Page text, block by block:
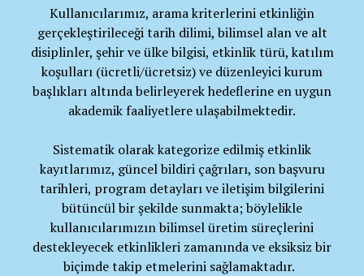
Kullanıcılarımız, arama kriterlerini etkinliğin
gerçekleştirileceği tarih dilimi, bilimsel alan ve alt
disiplinler, şehir ve ülke bilgisi, etkinlik türü, katılım
koşulları (ücretli/ücretsiz) ve düzenleyici kurum
başlıkları altında belirleyerek hedeflerine en uygun
akademik faaliyetlere ulaşabilmektedir.
Sistematik olarak kategorize edilmiş etkinlik
kayıtlarımız, güncel bildiri çağrıları, son başvuru
tarihleri, program detayları ve iletişim bilgilerini
bütüncül bir şekilde sunmakta; böylelikle
kullanıcılarımızın bilimsel üretim süreçlerini
destekleyecek etkinlikleri zamanında ve eksiksiz bir
biçimde takip etmelerini sağlamaktadır.